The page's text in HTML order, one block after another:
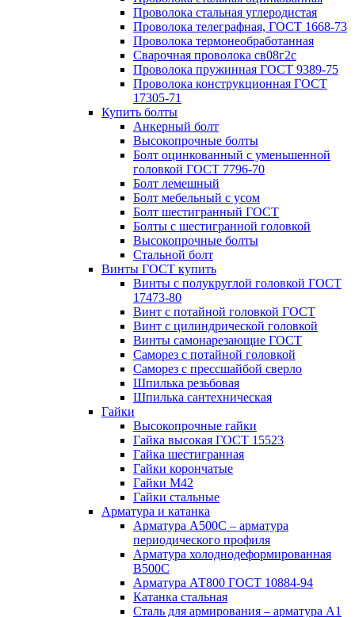
Проволока стальная углеродистая
Проволока телеграфная, ГОСТ 1668-73
Проволока термонеобработанная
Сварочная проволока св08г2с
Проволока пружинная ГОСТ 9389-75
Проволока конструкционная ГОСТ
17305-71
Купить болты
Анкерный болт
Высокопрочные болты
Болт оцинкованный с уменьшенной
головкой ГОСТ 7796-70
Болт лемешный
Болт мебельный с усом
Болт шестигранный ГОСТ
Болты с шестигранной головкой
Высокопрочные болты
Стальной болт
Винты ГОСТ купить
Винты с полукруглой головкой ГОСТ
17473-80
Винт с потайной головкой ГОСТ
Винт с цилиндрической головкой
Винты самонарезающие ГОСТ
Саморез с потайной головкой
Саморез с прессшайбой сверло
Шпилька резьбовая
Шпилька сантехническая
Гайки
Высокопрочные гайки
Гайка высокая ГОСТ 15523
Гайка шестигранная
Гайки корончатые
Гайки М42
Гайки стальные
Арматура и катанка
Арматура А500С – арматура
периодического профиля
Арматура холоднодеформированная
В500С
Арматура АТ800 ГОСТ 10884-94
Катанка стальная
Сталь для армирования – арматура А1